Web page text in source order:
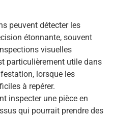
peuvent détecter les
étonnante, souvent
visuelles
particulièrement utile dans
lorsque les
à repérer.
inspecter une pièce en
qui pourrait prendre des